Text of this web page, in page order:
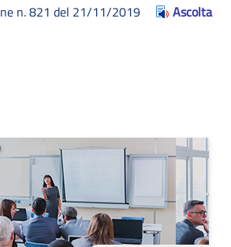
n. 821 del 21/11/2019 Ascolta